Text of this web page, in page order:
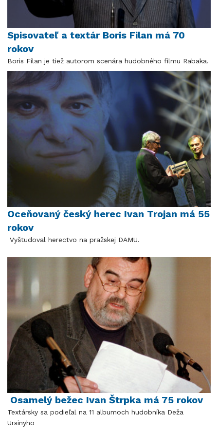
Spisovateľ a textár Boris Filan má 70
rokov
Boris Filan je tiež autorom scenára hudobného filmu Rabaka.
Oceňovaný český herec Ivan Trojan má 55
rokov
Vyštudoval herectvo na pražskej DAMU.
Osamelý bežec Ivan Štrpka má 75 rokov
Textársky sa podieľal na 11 albumoch hudobníka Deža
Ursinyho